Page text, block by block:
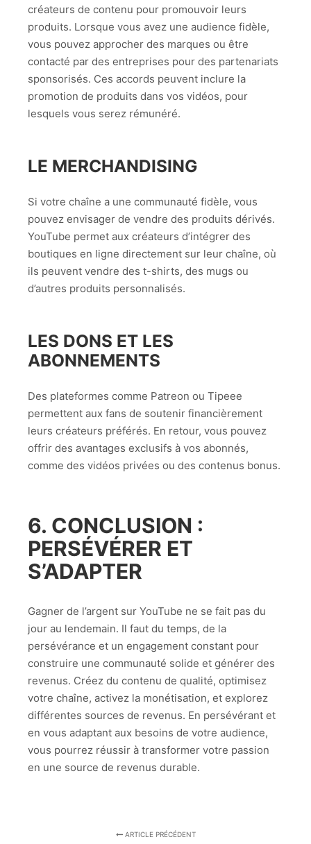
créateurs de contenu pour promouvoir leurs
produits. Lorsque vous avez une audience fidèle,
vous pouvez approcher des marques ou être
contacté par des entreprises pour des partenariats
sponsorisés. Ces accords peuvent inclure la
promotion de produits dans vos vidéos, pour
lesquels vous serez rémunéré.
LE MERCHANDISING
Si votre chaîne a une communauté fidèle, vous
pouvez envisager de vendre des produits dérivés.
YouTube permet aux créateurs d’intégrer des
boutiques en ligne directement sur leur chaîne, où
ils peuvent vendre des t-shirts, des mugs ou
d’autres produits personnalisés.
LES DONS ET LES
ABONNEMENTS
Des plateformes comme Patreon ou Tipeee
permettent aux fans de soutenir financièrement
leurs créateurs préférés. En retour, vous pouvez
offrir des avantages exclusifs à vos abonnés,
comme des vidéos privées ou des contenus bonus.
6. CONCLUSION :
PERSÉVÉRER ET
S’ADAPTER
Gagner de l’argent sur YouTube ne se fait pas du
jour au lendemain. Il faut du temps, de la
persévérance et un engagement constant pour
construire une communauté solide et générer des
revenus. Créez du contenu de qualité, optimisez
votre chaîne, activez la monétisation, et explorez
différentes sources de revenus. En persévérant et
en vous adaptant aux besoins de votre audience,
vous pourrez réussir à transformer votre passion
en une source de revenus durable.
ARTICLE PRÉCÉDENT